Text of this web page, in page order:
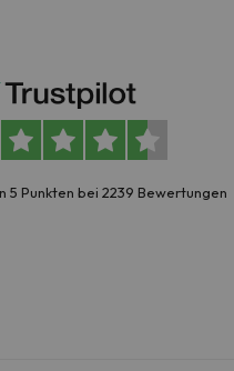
5 Punkten bei 2239 Bewertungen